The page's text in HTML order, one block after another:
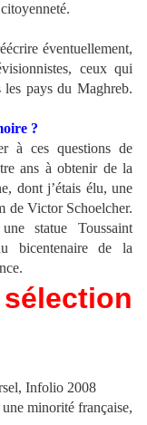
éventuellement,
ceux qui
pays du Maghreb.
?
à ces questions de
ans à obtenir de la
dont j’étais élu, une
de Victor Schoelcher.
statue Toussaint
bicentenaire de la
Infolio 2008
minorité française,